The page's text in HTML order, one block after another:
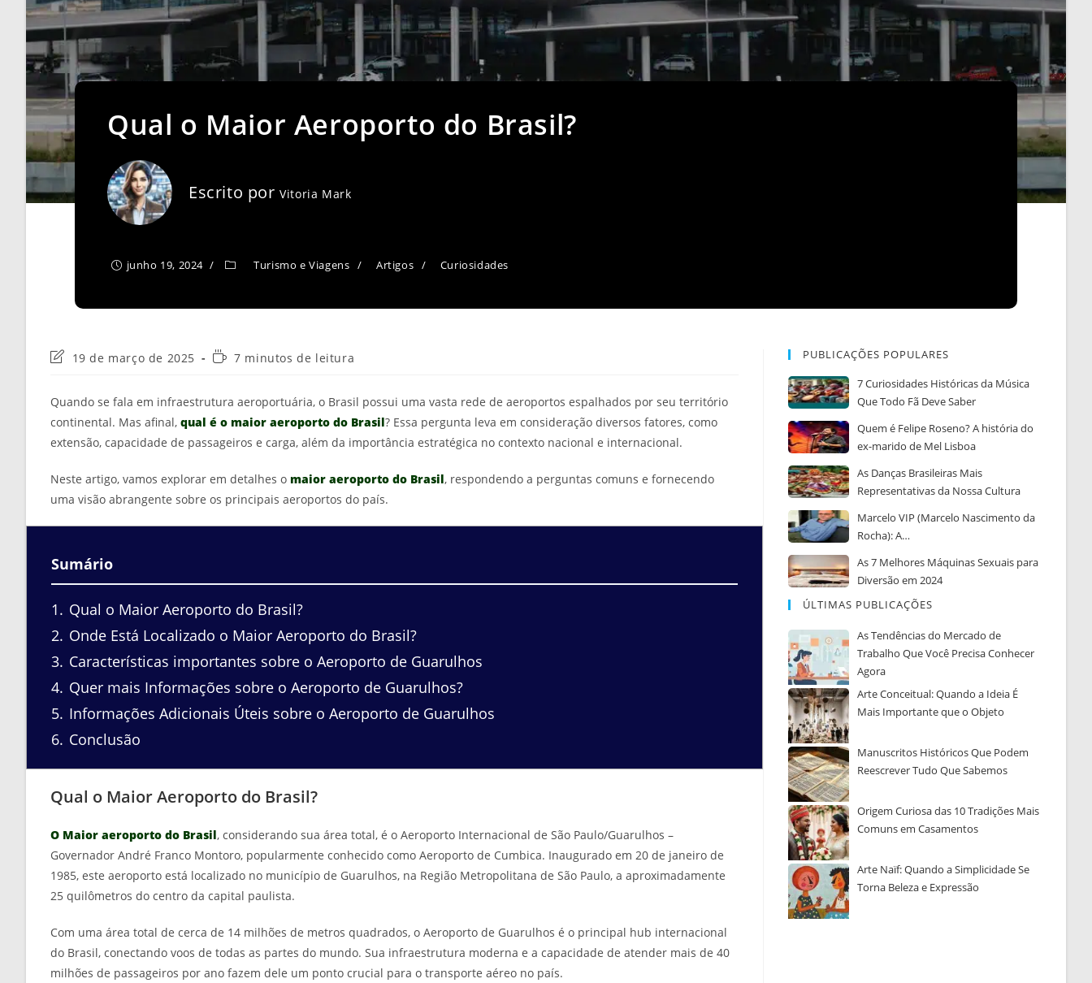
Qual o Maior Aeroporto do Brasil?
Escrito porVitoria Mark
junho 19, 2024 Turismo e Viagens / Artigos / Curiosidades
Última
post:
19 de março de 2025
Tempo7 minutos de leitura
Quando se fala em infraestrutura aeroportuária, o Brasil possui uma vasta rede de aeroportos espalhados por seu território
continental. Mas afinal, qual é o maior aeroporto do Brasil? Essa pergunta leva em consideração diversos fatores, como
extensão, capacidade de passageiros e carga, além da importância estratégica no contexto nacional e internacional.
Neste artigo, vamos explorar em detalhes o maior aeroporto do Brasil, respondendo a perguntas comuns e fornecendo
uma visão abrangente sobre os principais aeroportos do país.
Sumário
1
Qual o Maior Aeroporto do Brasil?
2 Onde Está Localizado o Maior Aeroporto do Brasil?
3 Características importantes sobre o Aeroporto de Guarulhos
4 Quer mais Informações sobre o Aeroporto de Guarulhos?
5 Informações Adicionais Úteis sobre o Aeroporto de Guarulhos
6 Conclusão
Qual o Maior Aeroporto do Brasil?
O Maior aeroporto do Brasil, considerando sua área total, é o Aeroporto Internacional de São Paulo/Guarulhos –
Governador André Franco Montoro, popularmente conhecido como Aeroporto de Cumbica. Inaugurado em 20 de janeiro de
1985, este aeroporto está localizado no município de Guarulhos, na Região Metropolitana de São Paulo, a aproximadamente
25 quilômetros do centro da capital paulista.
Com uma área total de cerca de 14 milhões de metros quadrados, o Aeroporto de Guarulhos é o principal hub internacional
do Brasil, conectando voos de todas as partes do mundo. Sua infraestrutura moderna e a capacidade de atender mais de 40
milhões de passageiros por ano fazem dele um ponto crucial para o transporte aéreo no país.
PUBLICAÇÕES POPULARES
7 Curiosidades Históricas da Música
Que Todo Fã Deve Saber
Quem é Felipe Roseno? A história do
ex-marido de Mel Lisboa
As Danças Brasileiras Mais
Representativas da Nossa Cultura
Marcelo VIP (Marcelo Nascimento da
Rocha): A…
As 7 Melhores Máquinas Sexuais para
Diversão em 2024
ÚLTIMAS PUBLICAÇÕES
As Tendências do Mercado de
Trabalho Que Você Precisa Conhecer
Agora
Arte Conceitual: Quando a Ideia É
Mais Importante que o Objeto
Manuscritos Históricos Que Podem
Reescrever Tudo Que Sabemos
Origem Curiosa das 10 Tradições Mais
Comuns em Casamentos
Arte Naïf: Quando a Simplicidade Se
Torna Beleza e Expressão